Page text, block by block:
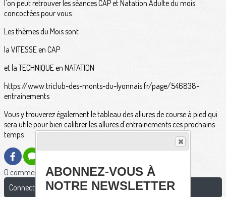
l'on peut retrouver les séances CAP et Natation Adulte du mois
concoctées pour vous :
Les thèmes du Mois sont :
la VITESSE en CAP
et la TECHNIQUE en NATATION
https://www.triclub-des-monts-du-lyonnais.fr/page/546838-
entrainements
Vous y trouverez également le tableau des allures de course à pied qui
sera utile pour bien calibrer les allures d'entrainements ces prochains
temps
0 commentaire(s)
Connectez-vous pour laisser un commentaire
ABONNEZ-VOUS À
NOTRE NEWSLETTER